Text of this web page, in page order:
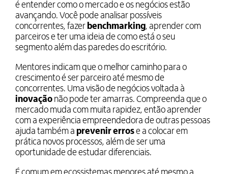
é entender como o mercado e os negócios estão
avançando. Você pode analisar possíveis
concorrentes, fazer benchmarking, aprender com
parceiros e ter uma ideia de como está o seu
segmento além das paredes do escritório.
Mentores indicam que o melhor caminho para o
crescimento é ser parceiro até mesmo de
concorrentes. Uma visão de negócios voltada à
inovação não pode ter amarras. Compreenda que o
mercado muda com muita rapidez, então aprender
com a experiência empreendedora de outras pessoas
ajuda também a prevenir errose a colocar em
prática novos processos, além de ser uma
oportunidade de estudar diferenciais.